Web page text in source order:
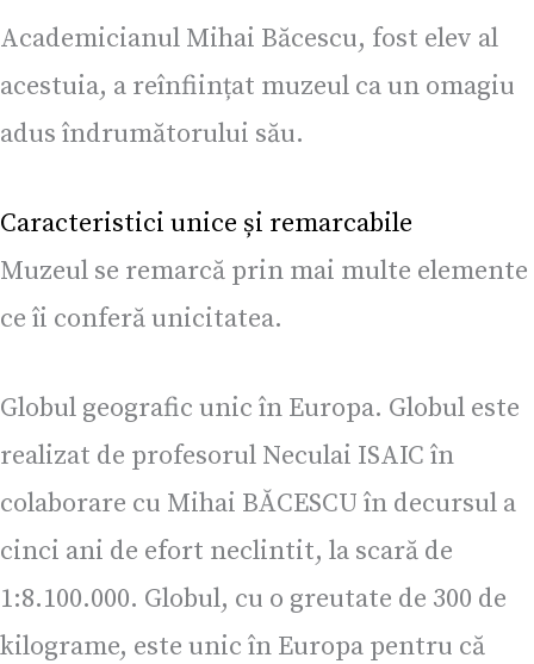
Academicianul Mihai Băcescu, fost elev al
acestuia, a reînființat muzeul ca un omagiu
adus îndrumătorului său.
Caracteristici unice și remarcabile
Muzeul se remarcă prin mai multe elemente
ce îi conferă unicitatea.
Globul geografic unic în Europa. Globul este
realizat de profesorul Neculai ISAIC în
colaborare cu Mihai BĂCESCU în decursul a
cinci ani de efort neclintit, la scară de
1:8.100.000. Globul, cu o greutate de 300 de
kilograme, este unic în Europa pentru că